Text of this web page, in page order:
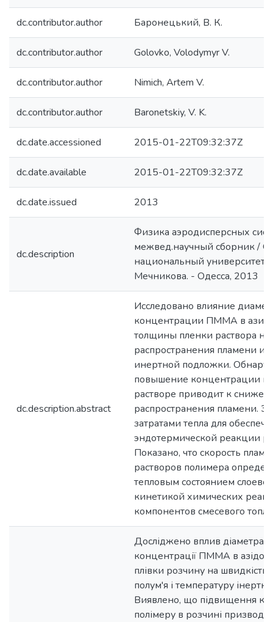
dc.contributor.author Баронецький, В. К.
dc.contributor.author Golovko, Volodymyr V.
dc.contributor.author Nimich, Artem V.
dc.contributor.author Baronetskiy, V. K.
dc.date.accessioned 2015-01-22T09:32:37Z
dc.date.available 2015-01-22T09:32:37Z
dc.date.issued 2013
dc.description
Физика аэродисперсных
межвед.научный сборник /
национальный университет
Мечникова. - Одесса, 2013
dc.description.abstract
Исследовано влияние
концентрации ПММА в
толщины пленки раствора на
распространения пламени и
инертной подложки.
повышение концентрации
растворе приводит к
распространения пламени.
затратами тепла для
эндотермической реакции
Показано, что скорость
растворов полимера
тепловым состоянием
кинетикой химических
компонентов смесевого
Досліджено вплив діаметра
концентрації ПММА в
плівки розчину на
полум'я і температуру
Виявлено, що підвищення
полімеру в розчині